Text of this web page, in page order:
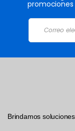
promociones
Brindamos